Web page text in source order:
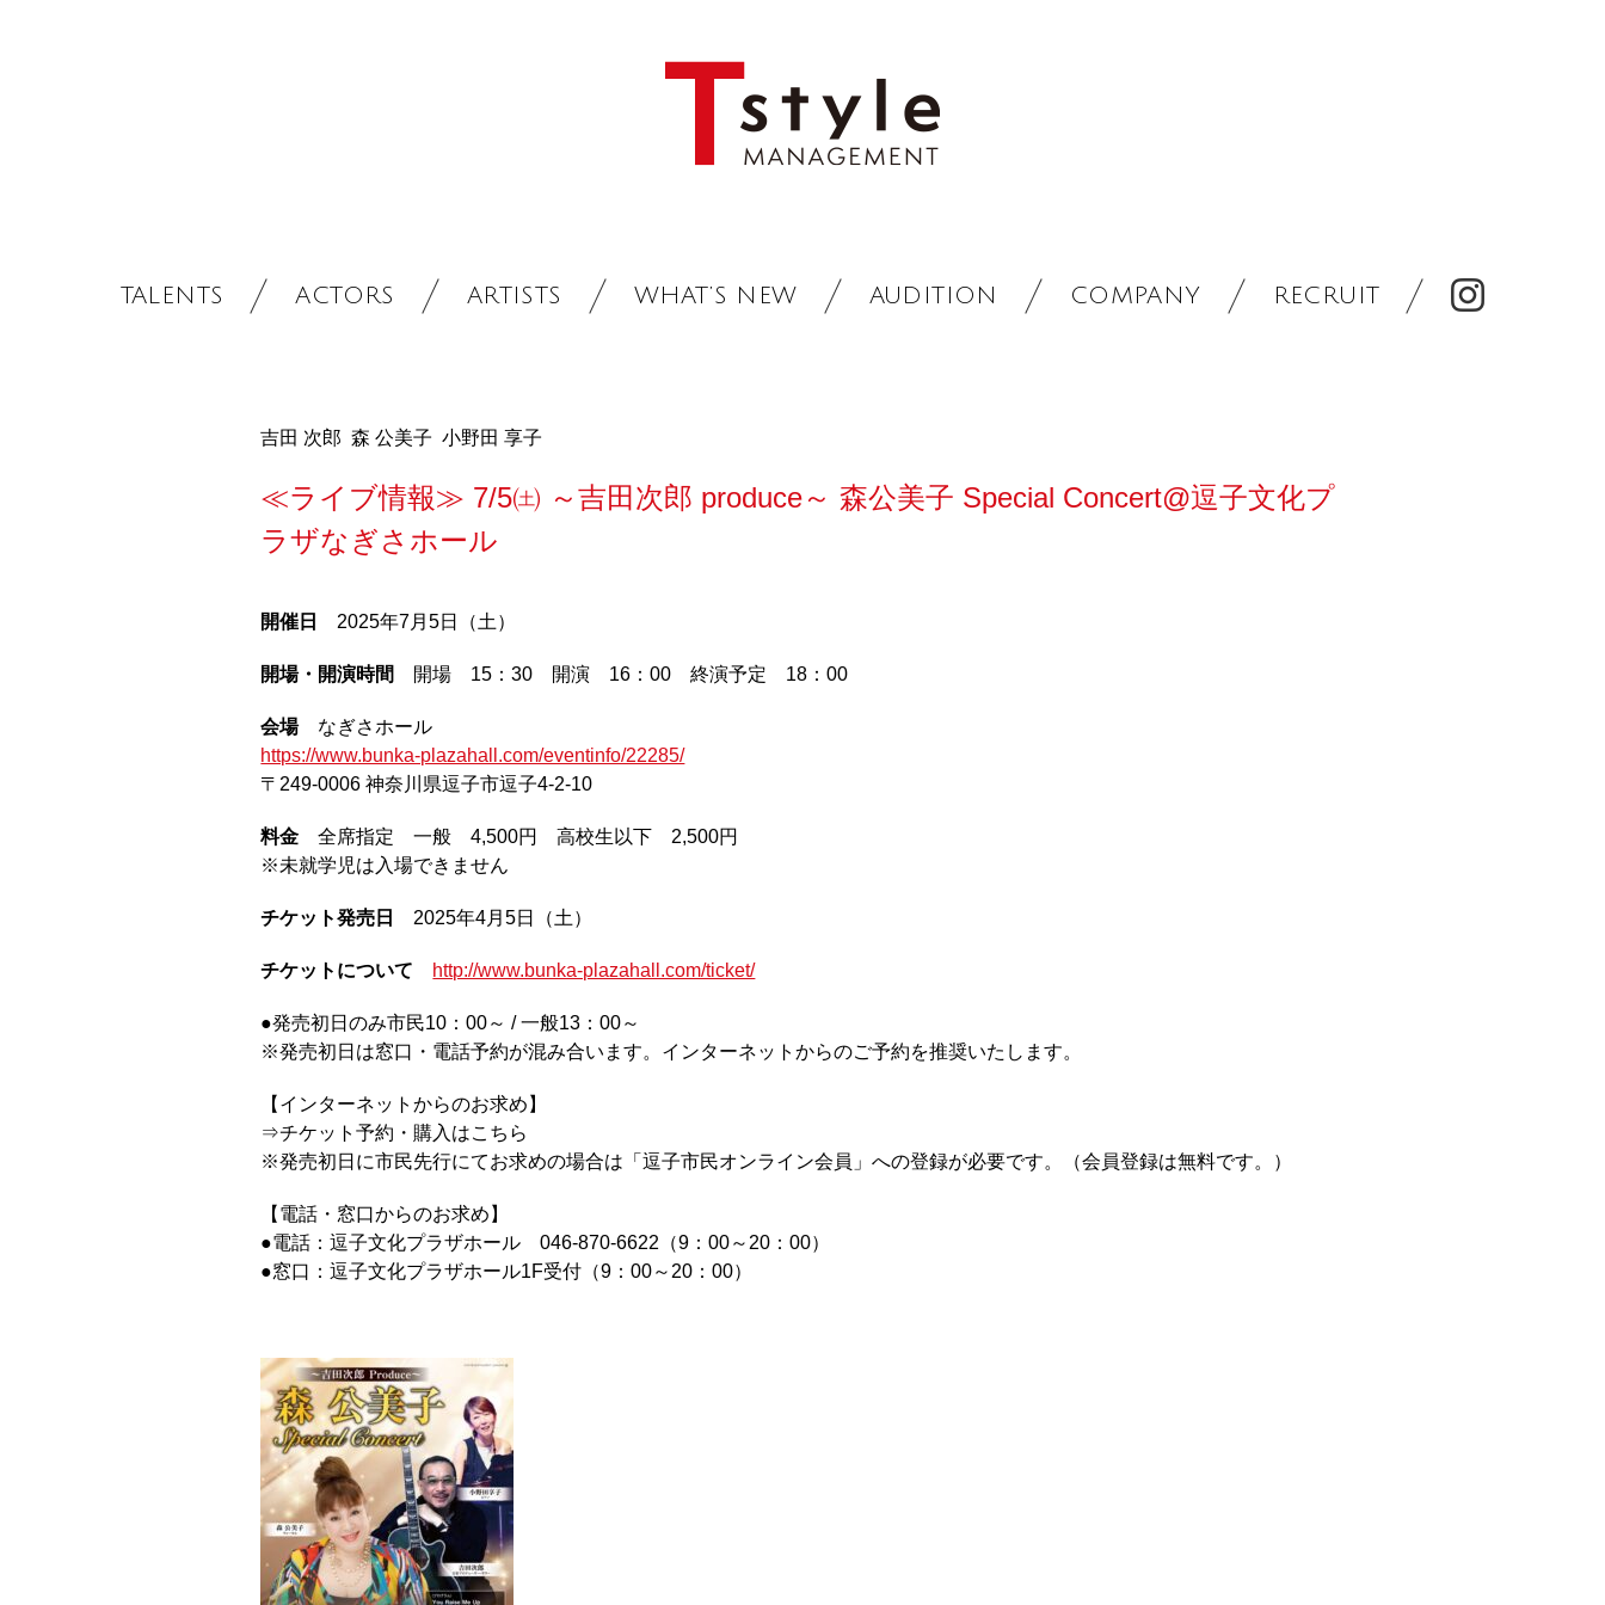
TALENTS ACTORS ARTISTS WHAT’S NEW AUDITION COMPANY RECRUIT
吉田 次郎 森 公美子 小野田 享子
≪ライブ情報≫ 7/5㈯ ～吉田次郎 produce～ 森公美子 Special Concert@逗子文化プ
ラザなぎさホール
開催日 2025年7月5日（土）
開場・開演時間 開場 15：30 開演 16：00 終演予定 18：00
会場なぎさホール
https://www.bunka-plazahall.com/eventinfo/22285/
〒249-0006 神奈川県逗子市逗子4-2-10
料金 全席指定 一般 4,500円 高校生以下 2,500円
※未就学児は入場できません
チケット発売日 2025年4月5日（土）
チケットについて http://www.bunka-plazahall.com/ticket/
●発売初日のみ市民10：00～ / 一般13：00～
※発売初日は窓口・電話予約が混み合います。インターネットからのご予約を推奨いたします。
【インターネットからのお求め】
⇒チケット予約・購入はこちら
※発売初日に市民先行にてお求めの場合は「逗子市民オンライン会員」への登録が必要です。（会員登録は無料です。）
【電話・窓口からのお求め】
●電話：逗子文化プラザホール 046-870-6622（9：00～20：00）
●窓口：逗子文化プラザホール1F受付（9：00～20：00）